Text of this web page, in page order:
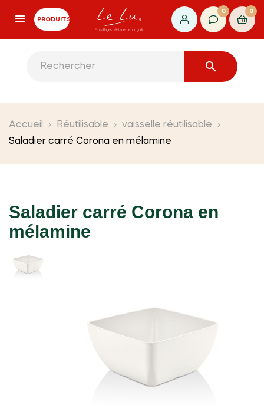
PRODUITS
0 0

Accueil Réutilisable
vaisselle réutilisable
Saladier carré Corona en mélamine
Saladier carré Corona en
mélamine